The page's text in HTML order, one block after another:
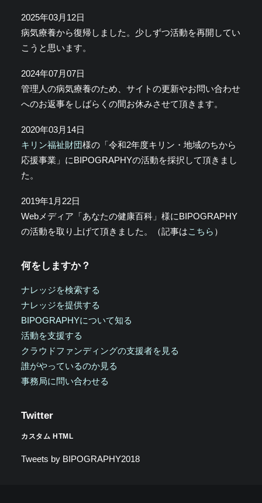
2025年03月12日
病気療養から復帰しました。少しずつ活動を再開してい
こうと思います。
2024年07月07日
管理人の病気療養のため、サイトの更新やお問い合わせ
へのお返事をしばらくの間お休みさせて頂きます。
2020年03月14日
キリン福祉財団様の「令和2年度キリン・地域のちから
応援事業」にBIPOGRAPHYの活動を採択して頂きまし
た。
2019年1月22日
Webメディア「あなたの健康百科」様にBIPOGRAPHY
の活動を取り上げて頂きました。（記事はこちら ）
何をしますか？
ナレッジを検索する
ナレッジを提供する
BIPOGRAPHYについて知る
活動を支援する
クラウドファンディングの支援者を見る
誰がやっているのか見る
事務局に問い合わせる
Twitter
カスタム HTML
Tweets by BIPOGRAPHY2018